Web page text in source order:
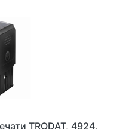
TRODAT, 4924,